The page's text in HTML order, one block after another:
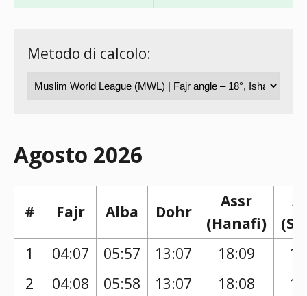
Metodo di calcolo:
Agosto 2026
# Fajr Alba Dohr
Assr
(Hanafi)
1
04:07 05:57 13:07 18:09
2
04:08 05:58 13:07 18:08